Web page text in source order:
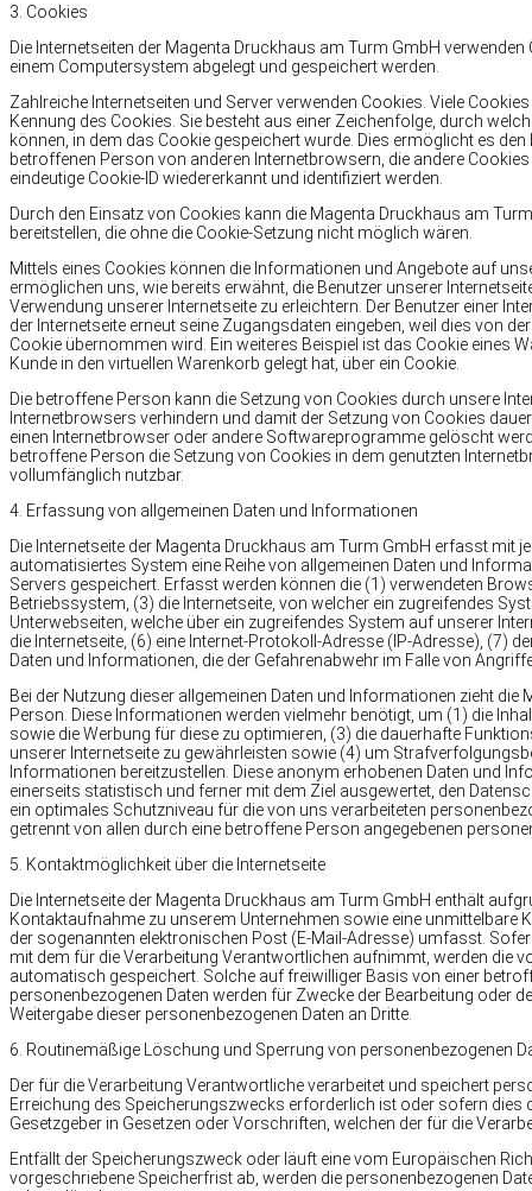
3. Cookies
Die Internetseiten der Magenta Druckhaus am Turm GmbH
einem Computersystem abgelegt und gespeichert werden.
Zahlreiche Internetseiten und Server verwenden Cookies. Viele
Kennung des Cookies. Sie besteht aus einer Zeichenfolge, durch
können, in dem das Cookie gespeichert wurde. Dies ermöglicht es
betroffenen Person von anderen Internetbrowsern, die andere
eindeutige Cookie-ID wiedererkannt und identifiziert werden.
Durch den Einsatz von Cookies kann die Magenta Druckhaus am
bereitstellen, die ohne die Cookie-Setzung nicht möglich wären.
Mittels eines Cookies können die Informationen und Angebote auf
ermöglichen uns, wie bereits erwähnt, die Benutzer unserer
Verwendung unserer Internetseite zu erleichtern. Der Benutzer einer
der Internetseite erneut seine Zugangsdaten eingeben, weil dies von
Cookie übernommen wird. Ein weiteres Beispiel ist das Cookie eines
Kunde in den virtuellen Warenkorb gelegt hat, über ein Cookie.
Die betroffene Person kann die Setzung von Cookies durch unsere
Internetbrowsers verhindern und damit der Setzung von Cookies
einen Internetbrowser oder andere Softwareprogramme gelöscht
betroffene Person die Setzung von Cookies in dem genutzten
vollumfänglich nutzbar.
4. Erfassung von allgemeinen Daten und Informationen
Die Internetseite der Magenta Druckhaus am Turm GmbH erfasst mit
automatisiertes System eine Reihe von allgemeinen Daten und
Servers gespeichert. Erfasst werden können die (1) verwendeten
Betriebssystem, (3) die Internetseite, von welcher ein zugreifendes
Unterwebseiten, welche über ein zugreifendes System auf unserer
die Internetseite, (6) eine Internet-Protokoll-Adresse (IP-Adresse), (7)
Daten und Informationen, die der Gefahrenabwehr im Falle von
Bei der Nutzung dieser allgemeinen Daten und Informationen zieht
Person. Diese Informationen werden vielmehr benötigt, um (1) die
sowie die Werbung für diese zu optimieren, (3) die dauerhafte
unserer Internetseite zu gewährleisten sowie (4) um
Informationen bereitzustellen. Diese anonym erhobenen Daten und
einerseits statistisch und ferner mit dem Ziel ausgewertet, den
ein optimales Schutzniveau für die von uns verarbeiteten
getrennt von allen durch eine betroffene Person angegebenen
5. Kontaktmöglichkeit über die Internetseite
Die Internetseite der Magenta Druckhaus am Turm GmbH enthält
Kontaktaufnahme zu unserem Unternehmen sowie eine
der sogenannten elektronischen Post (E-Mail-Adresse) umfasst.
mit dem für die Verarbeitung Verantwortlichen aufnimmt, werden die
automatisch gespeichert. Solche auf freiwilliger Basis von einer
personenbezogenen Daten werden für Zwecke der Bearbeitung oder
Weitergabe dieser personenbezogenen Daten an Dritte.
6. Routinemäßige Löschung und Sperrung von personenbezogenen
Der für die Verarbeitung Verantwortliche verarbeitet und speichert
Erreichung des Speicherungszwecks erforderlich ist oder sofern
Gesetzgeber in Gesetzen oder Vorschriften, welchen der für die
Entfällt der Speicherungszweck oder läuft eine vom Europäischen
vorgeschriebene Speicherfrist ab, werden die personenbezogenen